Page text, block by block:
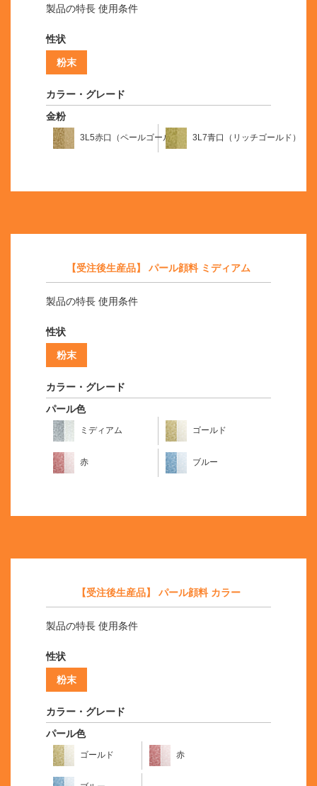
製品の特長 使用条件
性状
粉末
カラー・グレード
金粉
3L5赤口（ペールゴールド） 3L7青口（リッチゴールド）
【受注後生産品】 パール顔料 ミディアム
製品の特長 使用条件
性状
粉末
カラー・グレード
パール色
ミディアム ゴールド
赤 ブルー
【受注後生産品】 パール顔料 カラー
製品の特長 使用条件
性状
粉末
カラー・グレード
パール色
ゴールド 赤